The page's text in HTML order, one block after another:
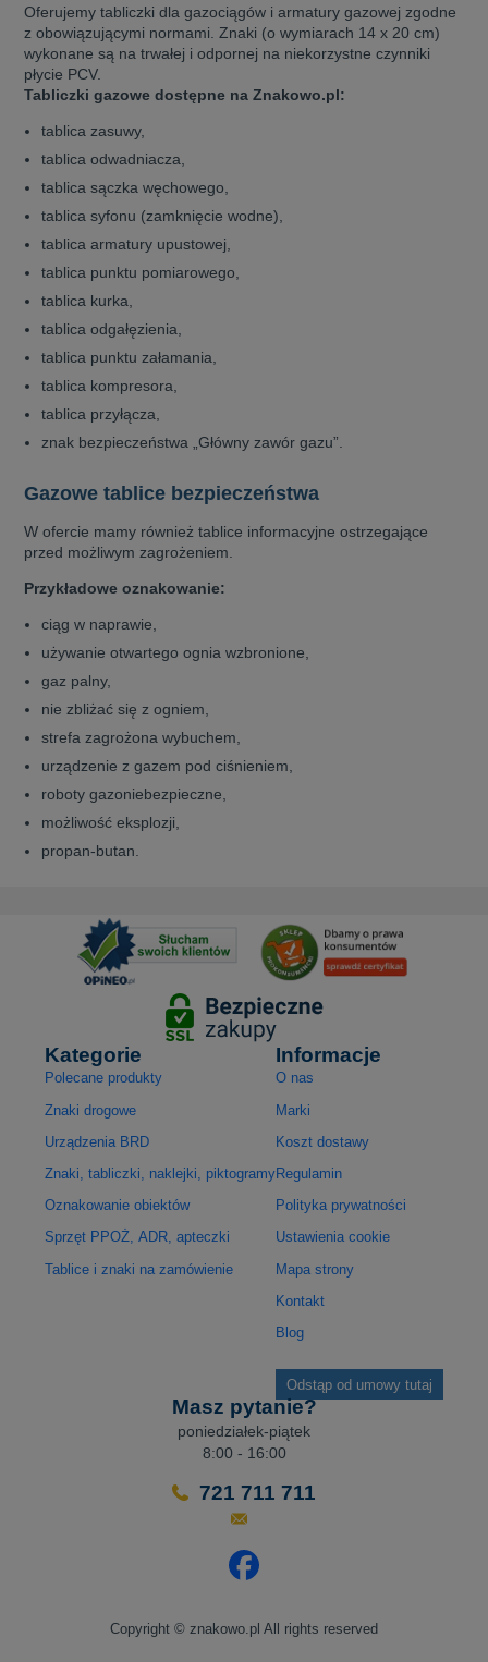
Oferujemy tabliczki dla gazociągów i armatury gazowej zgodne
z obowiązującymi normami. Znaki (o wymiarach 14 x 20 cm)
wykonane są na trwałej i odpornej na niekorzystne czynniki
płycie PCV.
Tabliczki gazowe dostępne na Znakowo.pl:
tablica zasuwy,
tablica odwadniacza,
tablica sączka węchowego,
tablica syfonu (zamknięcie wodne),
tablica armatury upustowej,
tablica punktu pomiarowego,
tablica kurka,
tablica odgałęzienia,
tablica punktu załamania,
tablica kompresora,
tablica przyłącza,
znak bezpieczeństwa „Główny zawór gazu”.
Gazowe tablice bezpieczeństwa
W ofercie mamy również tablice informacyjne ostrzegające
przed możliwym zagrożeniem.
Przykładowe oznakowanie:
ciąg w naprawie,
używanie otwartego ognia wzbronione,
gaz palny,
nie zbliżać się z ogniem,
strefa zagrożona wybuchem,
urządzenie z gazem pod ciśnieniem,
roboty gazoniebezpieczne,
możliwość eksplozji,
propan-butan.
Kategorie
Polecane produkty
Znaki drogowe
Urządzenia BRD
Znaki, tabliczki, naklejki, piktogramy
Oznakowanie obiektów
Sprzęt PPOŻ, ADR, apteczki
Tablice i znaki na zamówienie
Informacje
O nas
Marki
Koszt dostawy
Regulamin
Polityka prywatności
Ustawienia cookie
Mapa strony
Kontakt
Blog
Odstąp od umowy tutaj
Masz pytanie?
poniedziałek-piątek
8:00 - 16:00
721 711 711
Odwiedź nasz profil na
Copyright © znakowo.pl All rights reserved